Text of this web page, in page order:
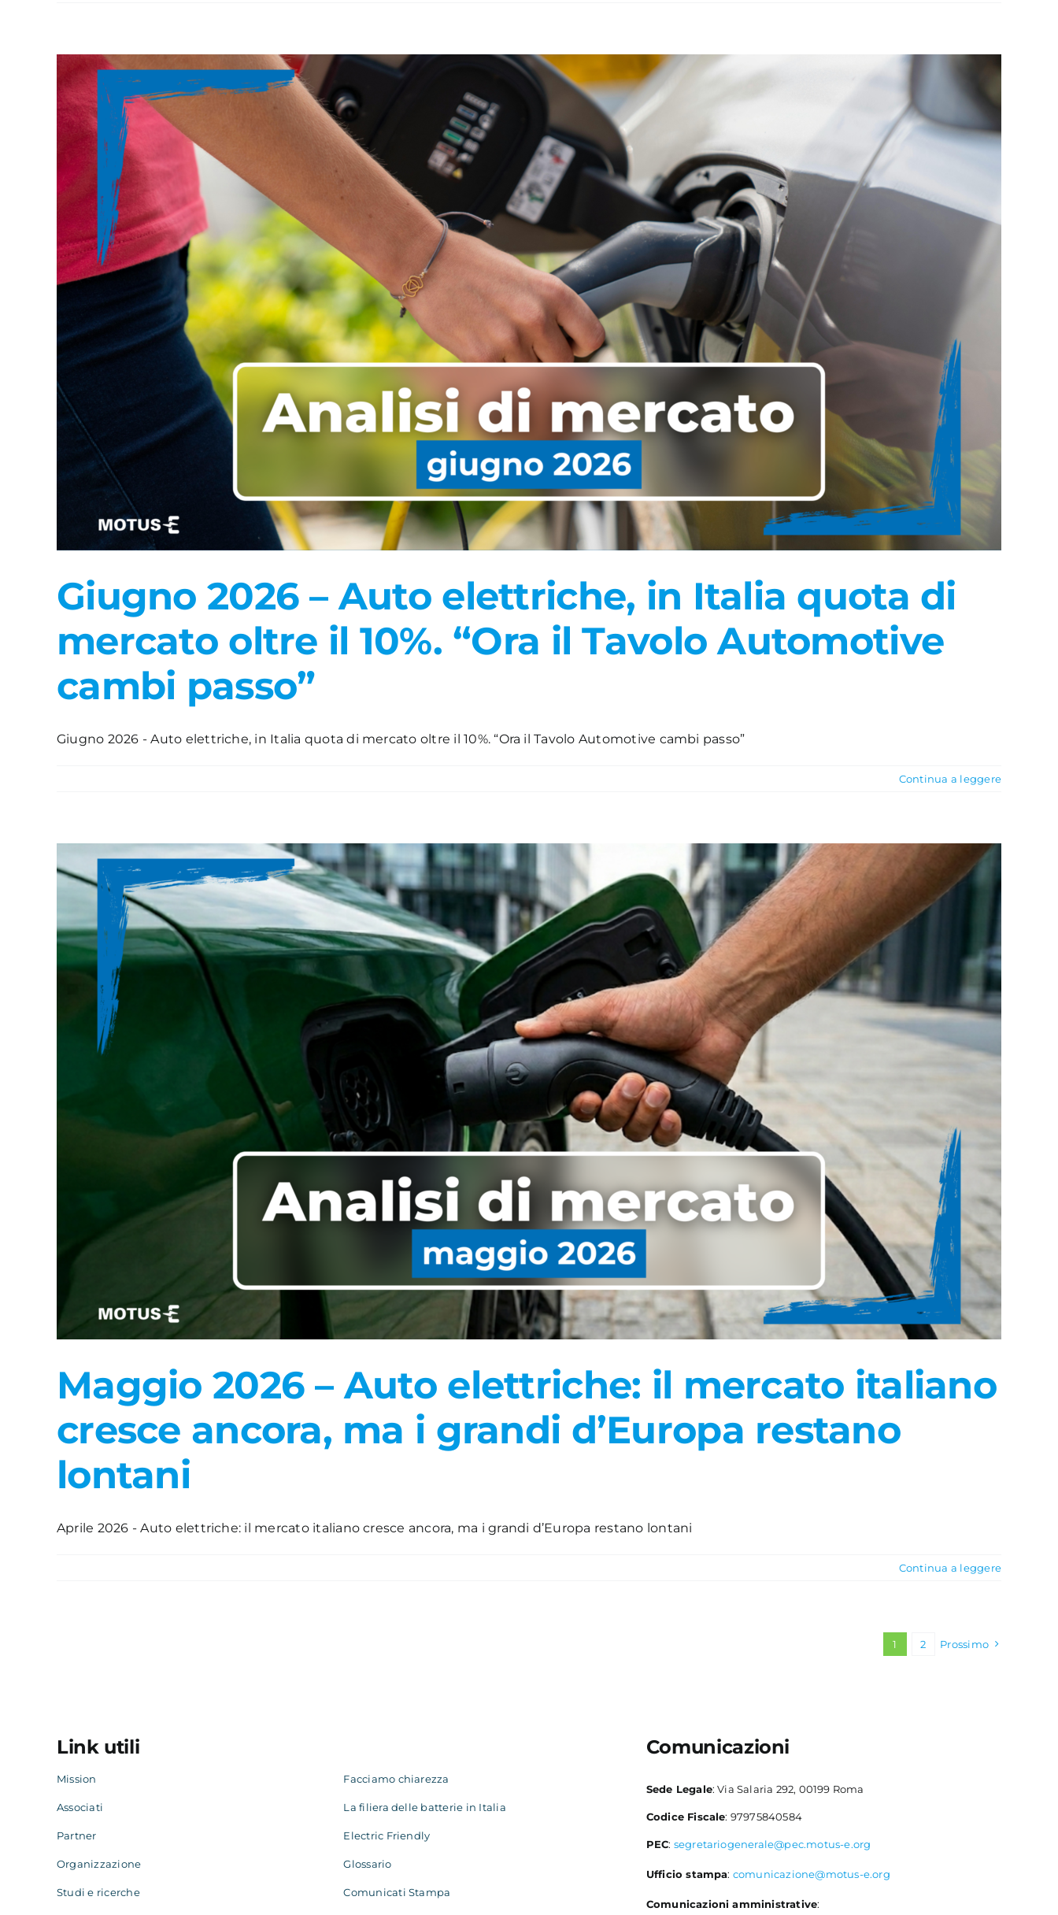
Giugno 2026 – Auto elettriche, in Italia quota di
mercato oltre il 10%. “Ora il Tavolo Automotive
cambi passo”
Giugno 2026 - Auto elettriche, in Italia quota di mercato oltre il 10%. “Ora il Tavolo Automotive cambi passo”
Continua a leggere
Maggio 2026 – Auto elettriche: il mercato italiano
cresce ancora, ma i grandi d’Europa restano
lontani
Aprile 2026 - Auto elettriche: il mercato italiano cresce ancora, ma i grandi d’Europa restano lontani
Continua a leggere
1 2 Prossimo
Link utili
Mission
Associati
Partner
Organizzazione
Studi e ricerche
Facciamo chiarezza
La filiera delle batterie in Italia
Electric Friendly
Glossario
Comunicati Stampa
Comunicazioni
Sede Legale: Via Salaria 292, 00199 Roma
Codice Fiscale: 97975840584
PEC: segretariogenerale@pec.motus-e.org
Ufficio stampa: comunicazione@motus-e.org
Comunicazioni amministrative: